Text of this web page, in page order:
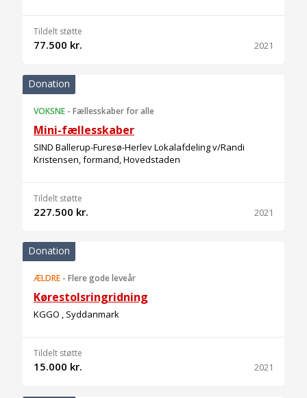
Tildelt støtte
77.500 kr. 2021
Donation
VOKSNE - Fællesskaber for alle
Mini-fællesskaber
SIND Ballerup-Furesø-Herlev Lokalafdeling v/Randi
Kristensen, formand, Hovedstaden
Tildelt støtte
227.500 kr. 2021
Donation
ÆLDRE - Flere gode leveår
Kørestolsringridning
KGGO , Syddanmark
Tildelt støtte
15.000 kr. 2021